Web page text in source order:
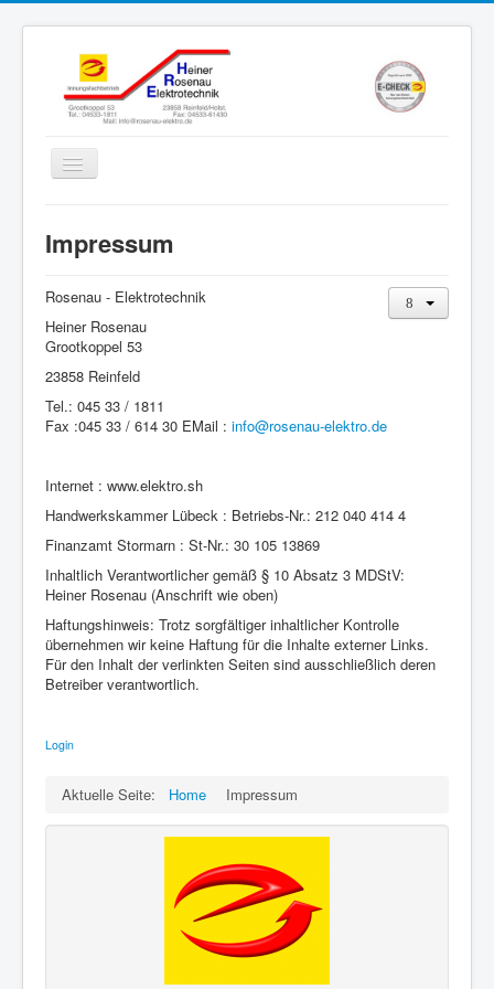
Navigation
an/aus
Wir über uns
Unser Team
Info
Referenzen
Projekte
Datenschutz
Impressum
Impressum
Rosenau - Elektrotechnik
Heiner Rosenau
Grootkoppel 53
23858 Reinfeld
Tel.: 045 33 / 1811
Fax :045 33 / 614 30 EMail : info@rosenau-elektro.de
Internet : www.elektro.sh
Handwerkskammer Lübeck : Betriebs-Nr.: 212 040 414 4
Finanzamt Stormarn : St-Nr.: 30 105 13869
Inhaltlich Verantwortlicher gemäß § 10 Absatz 3 MDStV:
Heiner Rosenau (Anschrift wie oben)
Haftungshinweis: Trotz sorgfältiger inhaltlicher Kontrolle
übernehmen wir keine Haftung für die Inhalte externer Links.
Für den Inhalt der verlinkten Seiten sind ausschließlich deren
Betreiber verantwortlich.
Login
Aktuelle Seite: Home Impressum